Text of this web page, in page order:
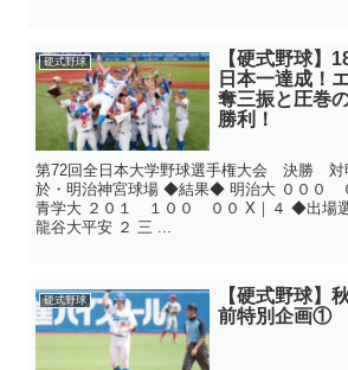
硬式野球
【硬式野球】
日本一達成！
奪三振と圧巻
勝利！
第72回全日本大学野球選手権大会 決勝
於・明治神宮球場 ◆結果◆ 明治大 ０００
青学大 ２０１ １００ ００ X｜４ ◆出場
龍谷大平安 ２ 三 ...
硬式野球
【硬式野球】
前特別企画①